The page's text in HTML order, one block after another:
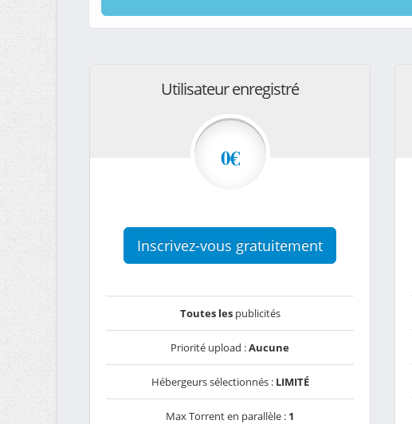
Utilisateur enregistré
0€
Inscrivez-vous gratuitement
Toutes lespublicités
Priorité upload :Aucune
Hébergeurs sélectionnés : LIMITÉ
Max Torrent en parallèle : 1